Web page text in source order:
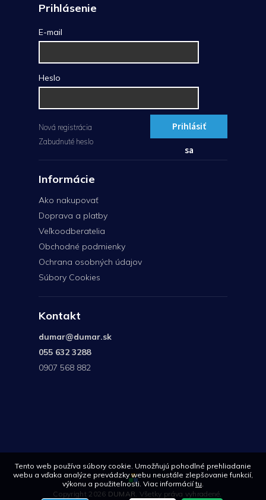
Tento web používa súbory cookie. Umožňujú pohodlné prehliadanie
webu a vďaka analýze prevádzky webu neustále zlepšovanie funkcií,
výkonu a použiteľnosti. Viac informáciítu.
Prihlásenie
E-mail
Heslo
Prihlásiť
sa
Nová registrácia
Zabudnuté heslo
Informácie
Ako nakupovať
Doprava a platby
Veľkoodberatelia
Obchodné podmienky
Ochrana osobných údajov
Súbory Cookies
Kontakt
dumar@dumar.sk
055 632 3288
0907 568 882
Copyright 2026 DUMAR. Všetky práva vyhradené.
568